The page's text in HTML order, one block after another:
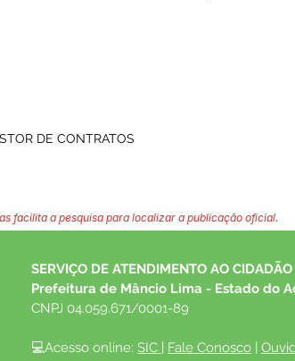
DE CONTRATOS
facilita a pesquisa para localizar a publicação oficial.
SERVIÇO DE ATENDIMENTO AO
Prefeitura de Mâncio Lima - Estado do
CNPJ 04.059.671/0001-89
💻Acesso online: SIC | Fale Conosco |